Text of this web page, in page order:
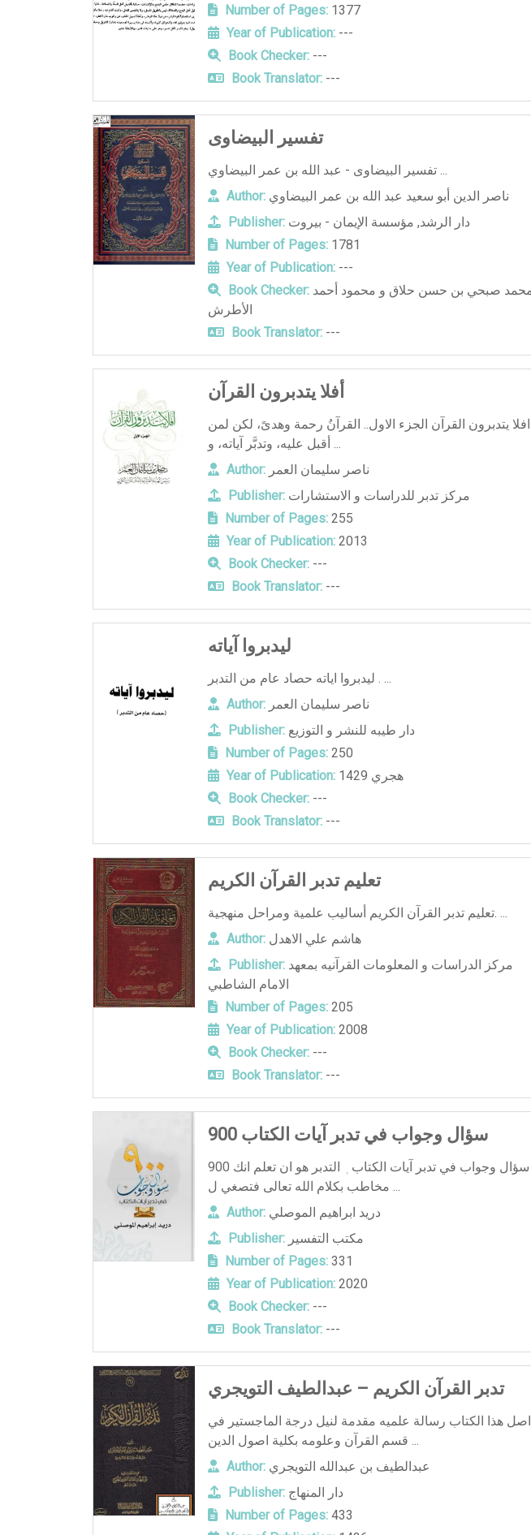
Number of Pages: 1377
Year of Publication: ---
Book Checker: ---
Book Translator: ---
تفسير البيضاوى
تفسير البيضاوى - عبد الله بن عمر البيضاوي ...
Author: ناصر الدين أبو سعيد عبد الله بن عمر البيضاوي
Publisher:
دار الرشد, مؤسسة الإيمان - بيروت
Number of Pages: 1781
Year of Publication: ---
Book Checker:
الأطرش
Book Translator: ---
أفلا يتدبرون القرآن
افلا يتدبرون القرآن الجزء الاول.. القرآنُ رحمة وهدىً، لكن لمن
أقبل عليه، وتدبَّر آياته، و ...
Author: ناصر سليمان العمر
Publisher: مركز تدبر للدراسات و الاستشارات
Number of Pages: 255
Year of Publication: 2013
Book Checker: ---
Book Translator: ---
ليدبروا آياته
ليدبروا اياته حصاد عام من التدبر . ...
Author: ناصر سليمان العمر
Publisher: دار طيبه للنشر و التوزيع
Number of Pages: 250
Year of Publication:
1429 هجري
Book Checker: ---
Book Translator: ---
تعليم تدبر القرآن الكريم
تعليم تدبر القرآن الكريم أساليب علمية ومراحل منهجية. ...
Author: هاشم علي الاهدل
Publisher: مركز الدراسات و المعلومات القرآنيه بمعهد
الامام الشاطبي
Number of Pages: 205
Year of Publication: 2008
Book Checker: ---
Book Translator: ---
900 سؤال وجواب في تدبر آيات الكتاب
900 سؤال وجواب في تدبر آيات الكتاب ٖ التدبر هو ان تعلم انك
مخاطب بكلام الله تعالى فتصغي ل ...
Author: دريد ابراهيم الموصلي
Publisher: مكتب التفسير
Number of Pages: 331
Year of Publication: 2020
Book Checker: ---
Book Translator: ---
تدبر القرآن الكريم – عبدالطيف التويجري
اصل هذا الكتاب رسالة علميه مقدمة لنيل درجة الماجستير في
قسم القرآن وعلومه بكلية اصول الدين ...
Author: عبدالطيف بن عبدالله التويجري
Publisher: دار المنهاج
Number of Pages: 433